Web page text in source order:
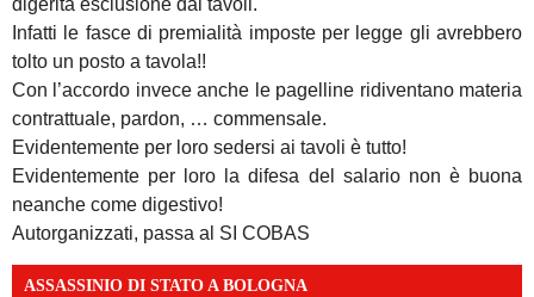
Infatti le fasce di premialità imposte per legge gli avrebbero
tolto un posto a tavola!!
Con l’accordo invece anche le pagelline ridiventano materia
contrattuale, pardon, … commensale.
Evidentemente per loro sedersi ai tavoli è tutto!
Evidentemente per loro la difesa del salario non è buona
neanche come digestivo!
Autorganizzati, passa al SI COBAS
ASSASSINIO DI STATO A BOLOGNA